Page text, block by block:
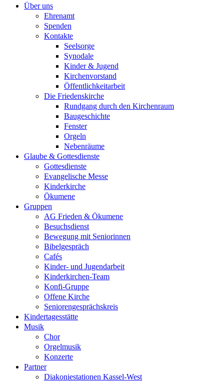
Über uns
Ehrenamt
Spenden
Kontakte
Seelsorge
Synodale
Kinder & Jugend
Kirchenvorstand
Öffentlichkeitarbeit
Die Friedenskirche
Rundgang durch den Kirchenraum
Baugeschichte
Fenster
Orgeln
Nebenräume
Glaube & Gottesdienste
Gottesdienste
Evangelische Messe
Kinderkirche
Ökumene
Gruppen
AG Frieden & Ökumene
Besuchsdienst
Bewegung mit Seniorinnen
Bibelgespräch
Cafés
Kinder- und Jugendarbeit
Kinderkirchen-Team
Konfi-Gruppe
Offene Kirche
Seniorengesprächskreis
Kindertagesstätte
Musik
Chor
Orgelmusik
Konzerte
Partner
Diakoniestationen Kassel-West